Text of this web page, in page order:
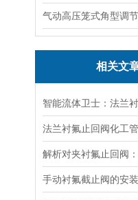
气动高压笼式角型调
相关文
法兰衬氟止回阀化工
手动衬氟截止阀的安